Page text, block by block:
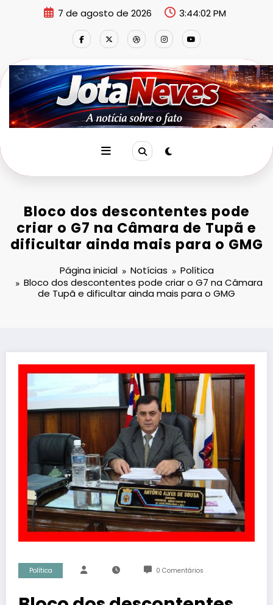
7 de agosto de 2026 3:44:02 PM
Bloco dos descontentes pode
criar o G7 na Câmara de Tupã e
dificultar ainda mais para o GMG
Página inicial Notícias
Política
Bloco dos descontentes pode criar o G7 na Câmara
de Tupã e dificultar ainda mais para o GMG
Política 0 Comentários